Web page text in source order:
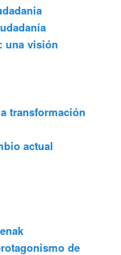
una visión
transformación
actual
de